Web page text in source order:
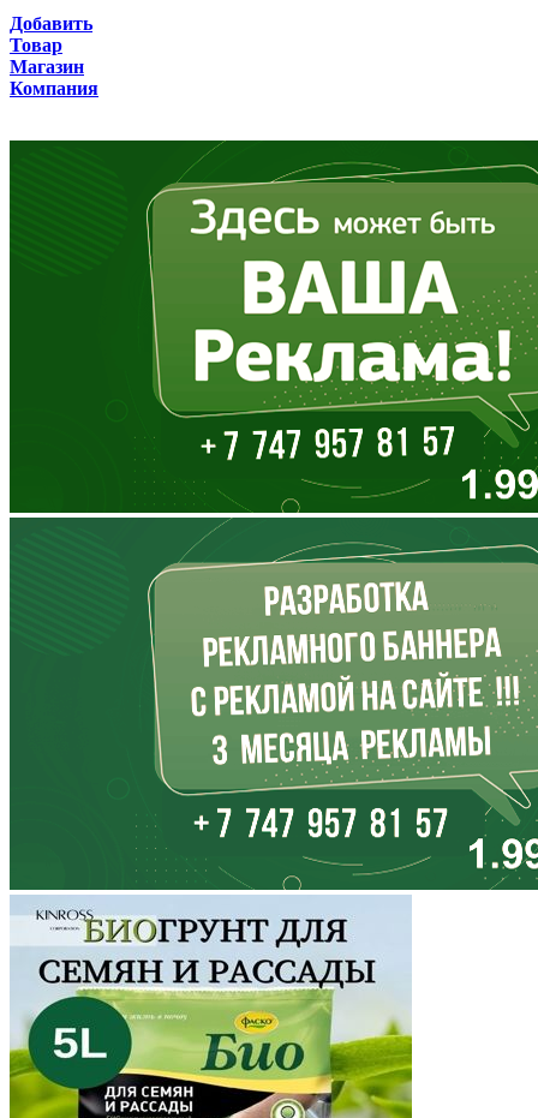
Волгоградская область
Вологодская область
Дагестан
Еврейская АО
Забайкальский край
Запорожская область
Ивановская область
Иркутская область
Кабардино-Балкария
Калининградская область
Калмыкия
Калужская область
Камчатский край
Карачаево-Черкесия
Карелия
Кемеровская область
Кировская область
Коми
Корякский округ
Добавить
Товар
Магазин
Компания